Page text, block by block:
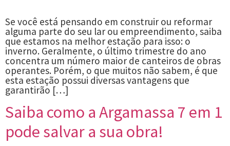
Se você está pensando em construir ou reformar
alguma parte do seu lar ou empreendimento, saiba
que estamos na melhor estação para isso: o
inverno. Geralmente, o último trimestre do ano
concentra um número maior de canteiros de obras
operantes. Porém, o que muitos não sabem, é que
esta estação possui diversas vantagens que
garantirão […]
Saiba como a Argamassa 7 em 1
pode salvar a sua obra!